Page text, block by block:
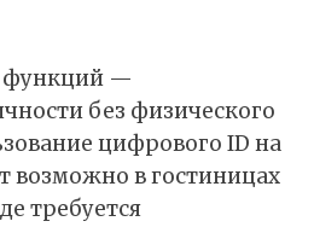
функций —
без физического
цифрового ID на
возможно в гостиницах
требуется